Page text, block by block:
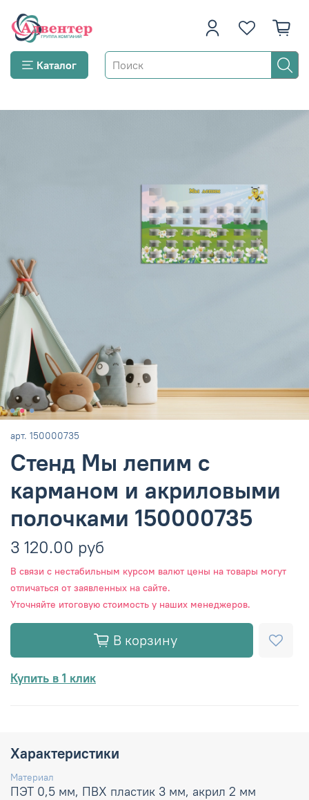
Каталог
арт. 150000735
Стенд Мы лепим с
карманом и акриловыми
полочками 150000735
3 120.00 руб
В связи с нестабильным курсом валют цены на товары могут
отличаться от заявленных на сайте.
Уточняйте итоговую стоимость у наших менеджеров.
В корзину
Купить в 1 клик
Характеристики
Материал
ПЭТ 0,5 мм, ПВХ пластик 3 мм, акрил 2 мм